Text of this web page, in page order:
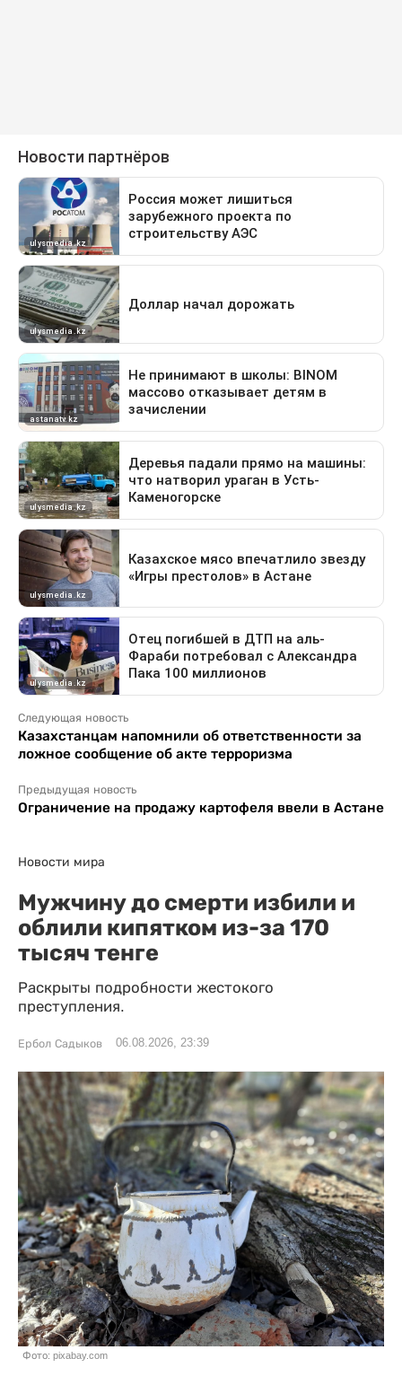
Следующая новость
Казахстанцам напомнили об ответственности за
ложное сообщение об акте терроризма
Предыдущая новость
Ограничение на продажу картофеля ввели в Астане
Новости мира
Мужчину до смерти избили и
облили кипятком из-за 170
тысяч тенге
Раскрыты подробности жестокого
преступления.
Ербол Садыков 06.08.2026, 23:39
Фото: pixabay.com